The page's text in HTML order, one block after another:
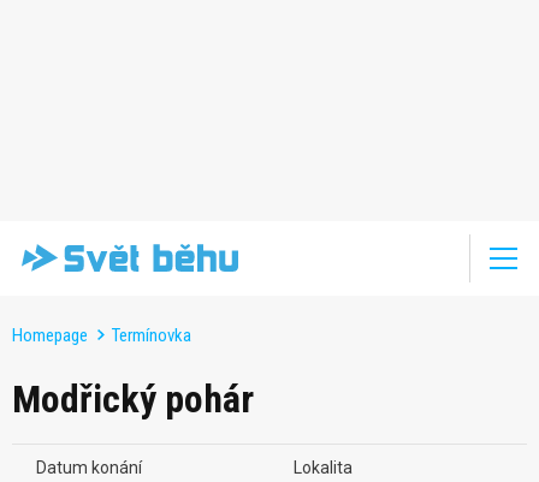
Homepage Termínovka
Modřický pohár
Datum konání Lokalita